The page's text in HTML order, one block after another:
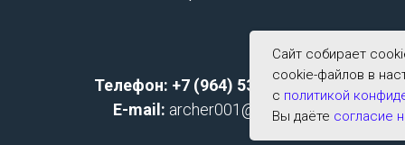
Телефон: +7 (964) 533-2591;
E-mail: archer001@list.ru
Сайт собирает
cookie-файлов в
с политикой
Вы даёте согласие